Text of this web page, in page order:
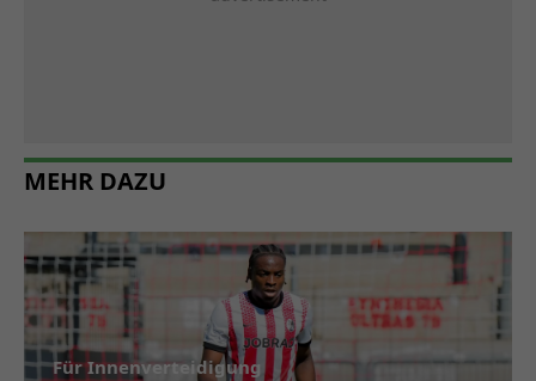
MEHR DAZU
Für Innenverteidigung